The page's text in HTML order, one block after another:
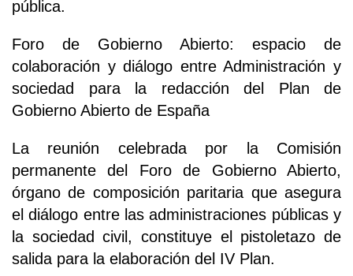
pública.
Foro de Gobierno Abierto: espacio de
colaboración y diálogo entre Administración y
sociedad para la redacción del Plan de
Gobierno Abierto de España
La reunión celebrada por la Comisión
permanente del Foro de Gobierno Abierto,
órgano de composición paritaria que asegura
el diálogo entre las administraciones públicas y
la sociedad civil, constituye el pistoletazo de
salida para la elaboración del IV Plan.